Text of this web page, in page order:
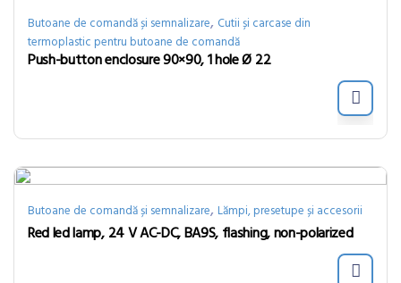
Butoane de comandă și semnalizare, Cutii și carcase din
termoplastic pentru butoane de comandă
Push-button enclosure 90×90, 1 hole Ø 22
Butoane de comandă și semnalizare, Lămpi, presetupe și accesorii
Red led lamp, 24 V AC-DC, BA9S, flashing, non-polarized